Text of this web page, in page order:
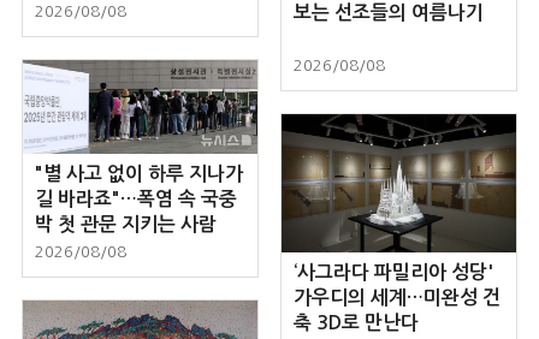
보는 선조들의 여름나기
2026/08/08
2026/08/08
"별 사고 없이 하루 지나가
길 바라죠"…폭염 속 국중
박 첫 관문 지키는 사람
2026/08/08
‘사그라다 파밀리아 성당'
가우디의 세계…미완성 건
축 3D로 만난다